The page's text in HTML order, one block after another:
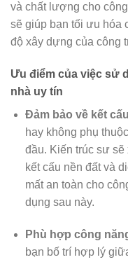
và chất lượng cho
sẽ giúp bạn tối ưu hóa
độ xây dựng của công
Ưu điểm của việc sử
nhà uy tín
Đảm bảo về kết
hay không phụ
đầu. Kiến trúc sư
kết cấu nền đất và
mất an toàn cho
dụng sau này.
Phù hợp công
bạn bố trí hợp lý